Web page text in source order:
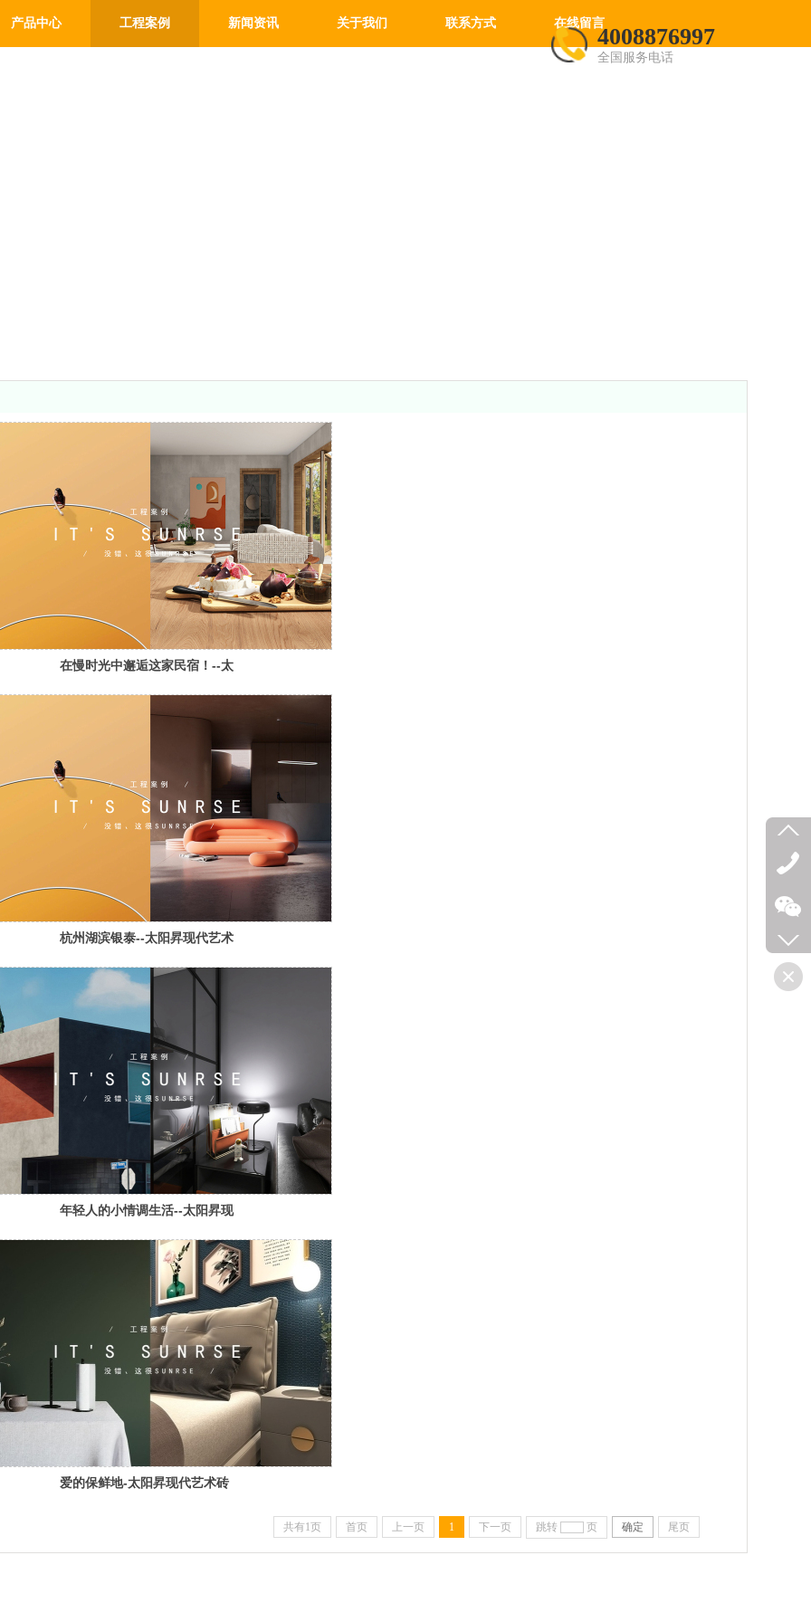
4008876997
全国服务电话
产品中心 工程案例 新闻资讯 关于我们 联系方式 在线留言
在慢时光中邂逅这家民宿！--太
杭州湖滨银泰--太阳昇现代艺术
年轻人的小情调生活--太阳昇现
爱的保鲜地-太阳昇现代艺术砖
共有1页 首页 上一页 1 下一页 跳转 页 确定 尾页